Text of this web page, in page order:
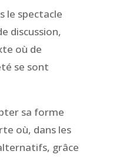
le spectacle
discussion,
où de
se sont
sa forme
où, dans les
grâce